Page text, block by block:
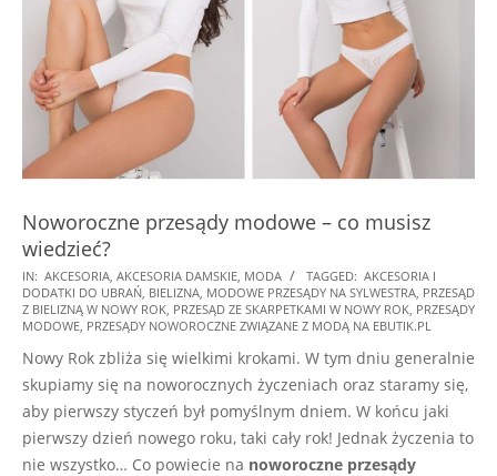
Noworoczne przesądy modowe – co musisz
wiedzieć?
2021-
12-
29
IN: AKCESORIA AKCESORIA DAMSKIE MODA TAGGED: AKCESORIA I
DODATKI DO UBRAŃ BIELIZNA MODOWE PRZESĄDY NA SYLWESTRA PRZESĄD
Z BIELIZNĄ W NOWY ROK PRZESĄD ZE SKARPETKAMI W NOWY ROK PRZESĄDY
MODOWE PRZESĄDY NOWOROCZNE ZWIĄZANE Z MODĄ NA EBUTIK.PL
Nowy Rok zbliża się wielkimi krokami. W tym dniu generalnie
skupiamy się na noworocznych życzeniach oraz staramy się,
aby pierwszy styczeń był pomyślnym dniem. W końcu jaki
pierwszy dzień nowego roku, taki cały rok! Jednak życzenia to
nie wszystko… Co powiecie na noworoczne przesądy